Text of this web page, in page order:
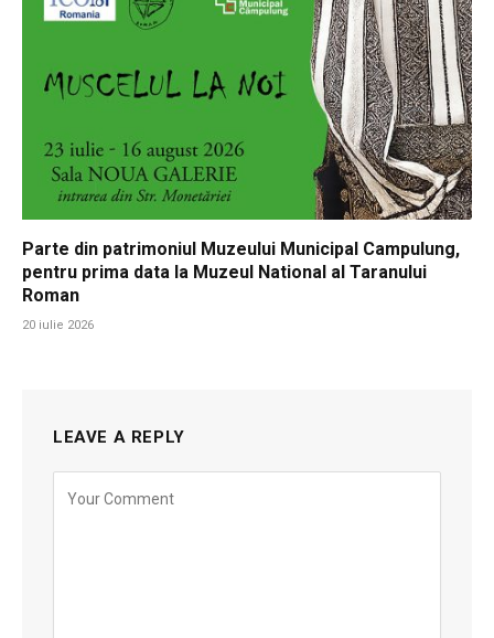
Parte din patrimoniul Muzeului Municipal Campulung,
pentru prima data la Muzeul National al Taranului
Roman
20 iulie 2026
LEAVE A REPLY